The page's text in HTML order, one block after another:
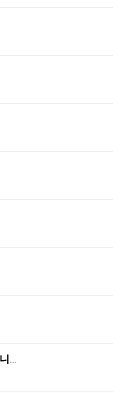
[사 11:1-16] 하나님께서 공의와 정의로 다스리십니다